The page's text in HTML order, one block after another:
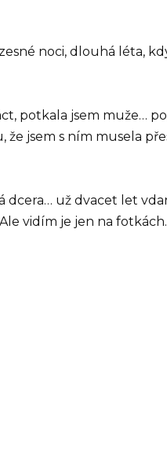
noci, dlouhá léta,
potkala jsem muže…
jsem s ním musela
už dvacet let
vidím je jen na